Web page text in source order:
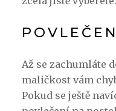
Až se zachumláte
maličkost vám
Pokud se ještě